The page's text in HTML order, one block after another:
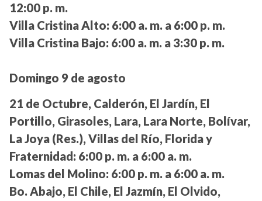
12:00 p. m.
Villa Cristina Alto: 6:00 a. m. a 6:00 p. m.
Villa Cristina Bajo: 6:00 a. m. a 3:30 p. m.
Domingo 9 de agosto
21 de Octubre, Calderón, El Jardín, El
Portillo, Girasoles, Lara, Lara Norte, Bolívar,
La Joya (Res.), Villas del Río, Florida y
Fraternidad: 6:00 p. m. a 6:00 a. m.
Lomas del Molino: 6:00 p. m. a 6:00 a. m.
Bo. Abajo, El Chile, El Jazmín, El Olvido,